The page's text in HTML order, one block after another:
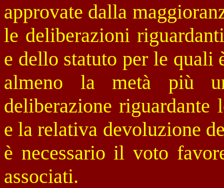
approvate dalla
le deliberazioni
e dello statuto per le quali
almeno la metà più
deliberazione riguardante
e la relativa devoluzione
è necessario il voto
associati.